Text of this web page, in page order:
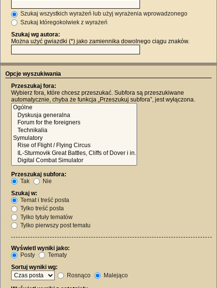
Szukaj wszystkich wyrażeń lub użyj wyrażenia wprowadzonego
Szukaj któregokolwiek z wyrażeń
Szukaj wg autora:
Można użyć gwiazdki (*) jako zamiennika dowolnego ciągu znaków.
Opcje wyszukiwania
Przeszukaj fora:
Wybierz fora, które chcesz przeszukać. Subfora są przeszukiwane
automatycznie, chyba że funkcja „Przeszukuj subfora”, jest wyłączona.
Przeszukaj subfora:
Tak
Nie
Szukaj w:
Temat i treść posta
Tylko treść posta
Tylko tytuły tematów
Tylko pierwszy post tematu
Wyświetl wyniki jako:
Posty
Tematy
Sortuj wyniki wg:
Rosnąco
Malejąco